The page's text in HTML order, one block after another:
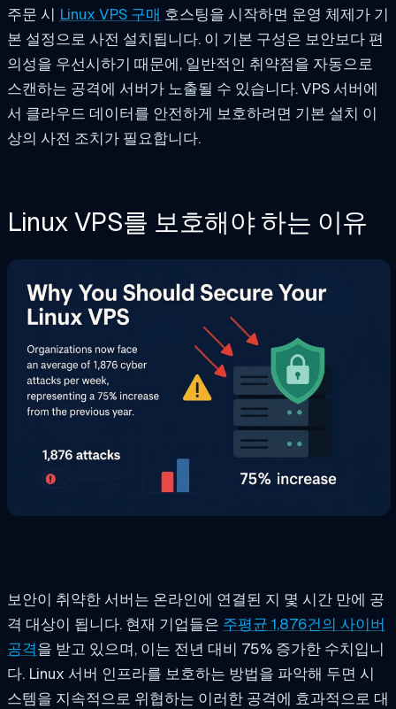
주문 시 Linux VPS 구매 호스팅을 시작하면 운영 체제가 기
본 설정으로 사전 설치됩니다. 이 기본 구성은 보안보다 편
의성을 우선시하기 때문에, 일반적인 취약점을 자동으로
스캔하는 공격에 서버가 노출될 수 있습니다. VPS 서버에
서 클라우드 데이터를 안전하게 보호하려면 기본 설치 이
상의 사전 조치가 필요합니다.
Linux VPS를 보호해야 하는 이유
보안이 취약한 서버는 온라인에 연결된 지 몇 시간 만에 공
격 대상이 됩니다. 현재 기업들은 주평균 1,876건의 사이버
공격을 받고 있으며, 이는 전년 대비 75% 증가한 수치입니
다. Linux 서버 인프라를 보호하는 방법을 파악해 두면 시
스템을 지속적으로 위협하는 이러한 공격에 효과적으로 대